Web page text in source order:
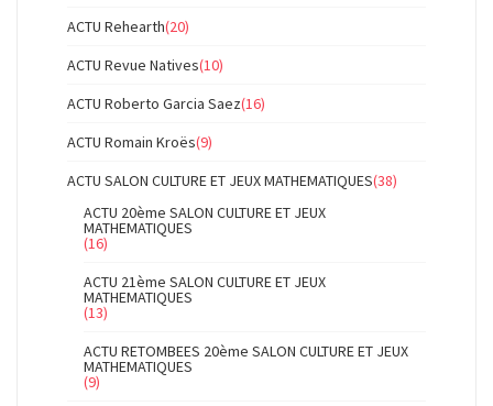
ACTU Rehearth(20)
ACTU Revue Natives(10)
ACTU Roberto Garcia Saez(16)
ACTU Romain Kroës(9)
ACTU SALON CULTURE ET JEUX MATHEMATIQUES(38)
ACTU 20ème SALON CULTURE ET JEUX
MATHEMATIQUES
(16)
ACTU 21ème SALON CULTURE ET JEUX
MATHEMATIQUES
(13)
ACTU RETOMBEES 20ème SALON CULTURE ET JEUX
MATHEMATIQUES
(9)